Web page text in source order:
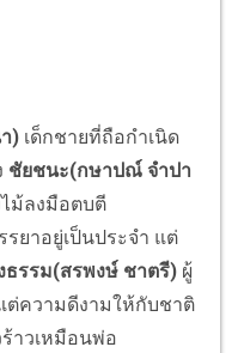
) เด็กชายที่ถือกำเนิด
ชัยชนะ(กษาปณ์ จำปา
ม้ลงมือตบตี
รยาอยู่เป็นประจำ แต่
ธรรม(สรพงษ์ ชาตรี) ผู้
ความดีงามให้กับชาติ
าวเหมือนพ่อ